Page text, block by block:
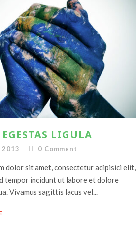
LIGULA
2013 0 Comment
dolor sit amet, consectetur adipisici elit,
tempor incidunt ut labore et dolore
Vivamus sagittis lacus vel...